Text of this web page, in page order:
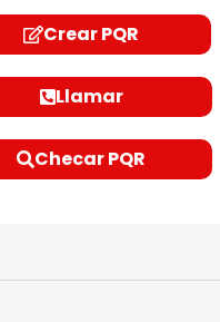
Crear PQR
Llamar
Checar PQR